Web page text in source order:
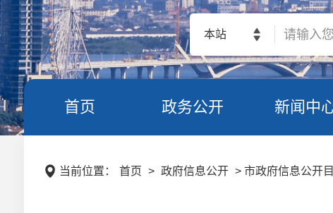
本站
首页 政务公开 新闻中
当前位置： 首页 > 政府信息公开 > 市政府信息公开